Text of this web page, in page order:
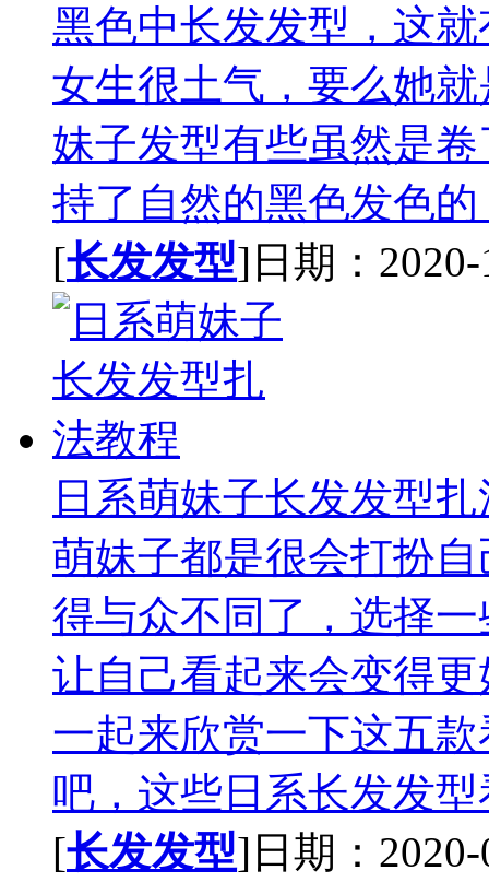
黑色中长发发型，这
女生很土气，要么她
妹子发型有些虽然是
持了自然的黑色发色的
[长发发型]日期：2020-
日系萌妹子长发发型
萌妹子都是很会打扮
得与众不同了，选择
让自己看起来会变得
一起来欣赏一下这五
吧，这些日系长发发
[长发发型]日期：2020-